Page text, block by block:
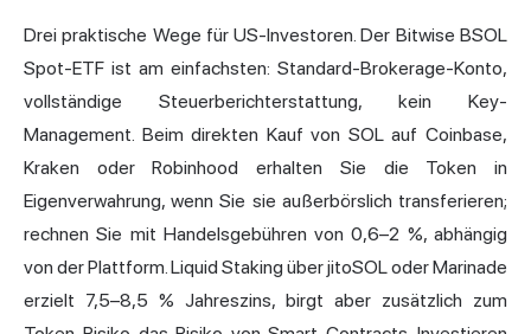
Drei praktische Wege für US-Investoren. Der Bitwise BSOL
Spot-ETF ist am einfachsten: Standard-Brokerage-Konto,
vollständige Steuerberichterstattung, kein Key-
Management. Beim direkten Kauf von SOL auf Coinbase,
Kraken oder Robinhood erhalten Sie die Token in
Eigenverwahrung, wenn Sie sie außerbörslich transferieren;
rechnen Sie mit Handelsgebühren von 0,6–2 %, abhängig
von der Plattform.Liquid Staking über jitoSOL oder Marinade
erzielt 7,5–8,5 % Jahreszins, birgt aber zusätzlich zum